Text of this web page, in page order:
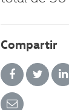
Compartir